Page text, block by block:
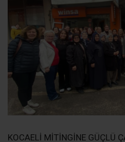
Şubat’ta gerçekleştirilecek
Başkanı Gürcan Yalçıntuğ,
kadınları mitinge güçlü bir
Mitinge CHP Genel Başkanı
belirtilirken, kadınların
yer alacağı ifade edildi.
sağlanması için hazırlıkların
İlçe Başkanı Gürcan Yalçıntuğ